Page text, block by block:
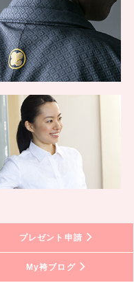
プレゼント申請
My袴ブログ